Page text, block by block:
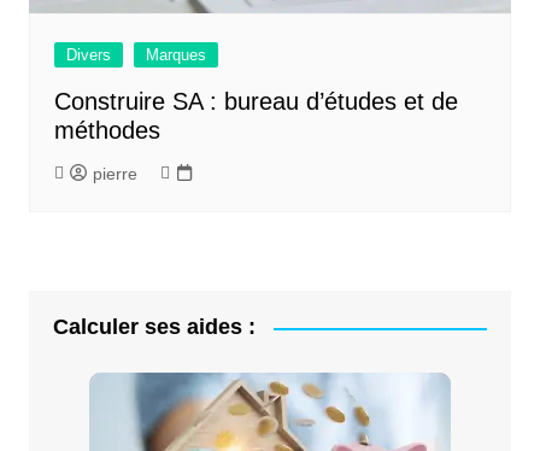
Divers Marques
Construire SA : bureau d’études et de
méthodes
pierre
Calculer ses aides :